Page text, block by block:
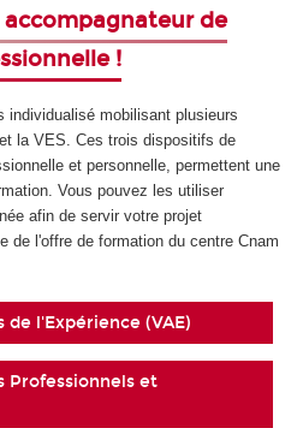
accompagnateur de
!
individualisé mobilisant plusieurs
et la VES . Ces trois dispositifs de
et personnelle, permettent une
Vous pouvez les utiliser
afin de servir votre projet
de l'offre de formation du centre Cnam
de l'Expérience (VAE)
Professionnels et